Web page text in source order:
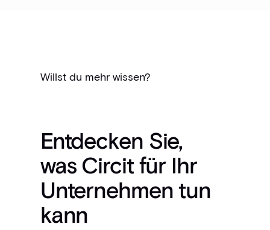
Willst du mehr wissen?
Entdecken Sie,
was Circit für Ihr
Unternehmen tun
kann